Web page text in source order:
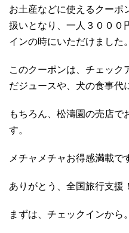
お土産などに使えるクーポ
扱いとなり、一人３０００
インの時にいただけました。
このクーポンは、チェック
だジュースや、犬の食事代
もちろん、松濤園の売店で
す。
メチャメチャお得感満載で
ありがとう、全国旅行支援！
まずは、チェックインから。